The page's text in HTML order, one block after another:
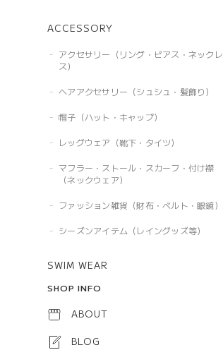
ACCESSORY
アクセサリー（リング・ピアス・ネックレ
ス）
ヘアアクセサリー（シュシュ・髪飾り）
帽子（ハット・キャップ）
レッグウェア（靴下・タイツ）
マフラー・ストール・スカーフ・付け襟
（ネックウェア）
ファッション雑貨（財布・ベルト・眼鏡）
シーズンアイテム（レイングッズ等）
SWIM WEAR
SHOP INFO
ABOUT
BLOG